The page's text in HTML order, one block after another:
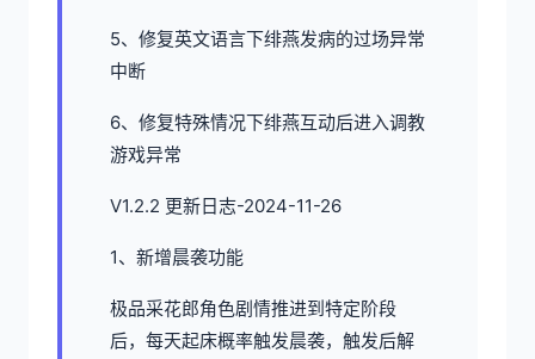
5、修复英文语言下绯燕发病的过场异常
中断
6、修复特殊情况下绯燕互动后进入调教
游戏异常
V1.2.2 更新日志-2024-11-26
1、新增晨袭功能
极品采花郎角色剧情推进到特定阶段
后，每天起床概率触发晨袭，触发后解